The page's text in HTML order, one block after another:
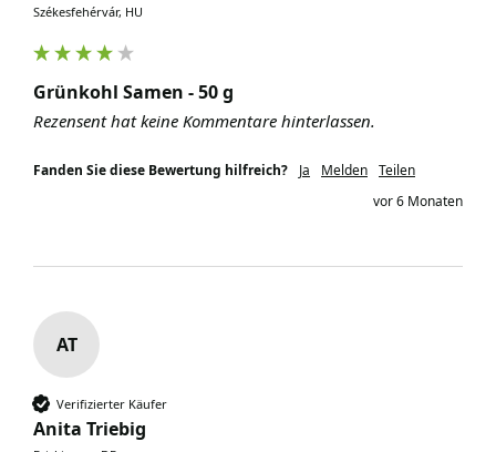
Székesfehérvár, HU
Grünkohl Samen - 50 g
Rezensent hat keine Kommentare hinterlassen.
Fanden Sie diese Bewertung hilfreich? Ja Melden Teilen
vor 6 Monaten
AT
Verifizierter Käufer
Anita Triebig